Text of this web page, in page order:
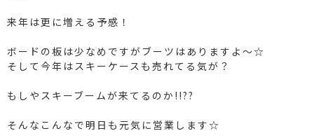
来年は更に増える予感！
ボードの板は少なめですがブーツはありますよ～☆️
そして今年はスキーケースも売れてる気が？
もしやスキーブームが来てるのか!!??
そんなこんなで明日も元気に営業します☆